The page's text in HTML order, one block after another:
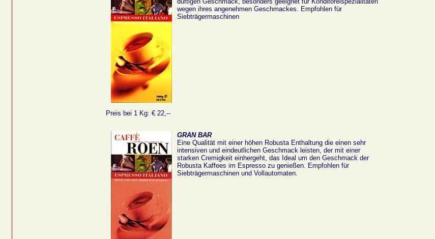
wegen ihres angenehmen Geschmackes. Empfohlen für
Siebträgermaschinen
Preis bei 1 Kg: € 22,--
GRAN BAR
Eine Qualität mit einer höhen Robusta Enthaltung die einen sehr
intensiven und eindeutlichen Geschmack leisten, der mit einer
starken Cremigkeit einhergeht, das Ideal um den Geschmack der
Robusta Kaffees im Espresso zu genießen. Empfohlen für
Siebträgermaschinen und Vollautomaten.